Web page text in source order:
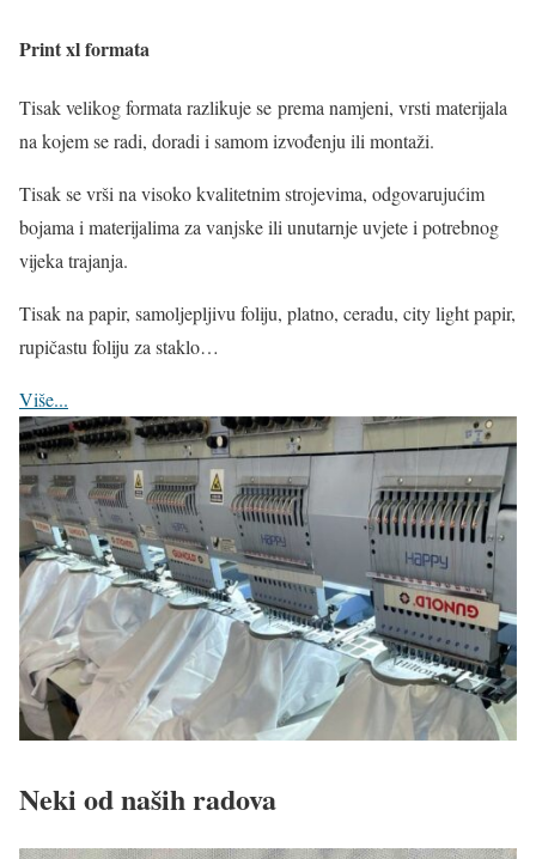
Print xl formata
Tisak velikog formata razlikujese prema namjeni, vrsti materijala
na kojem se radi, doradi i samom izvođenju ili montaži.
Tisak se vrši na visoko kvalitetnim strojevima, odgovarujućim
bojama i materijalima za vanjske ili unutarnje uvjete i potrebnog
vijeka trajanja.
Tisak na papir, samoljepljivu foliju, platno, ceradu, city light papir,
rupičastu foliju za staklo…
Više...
Neki od naših radova